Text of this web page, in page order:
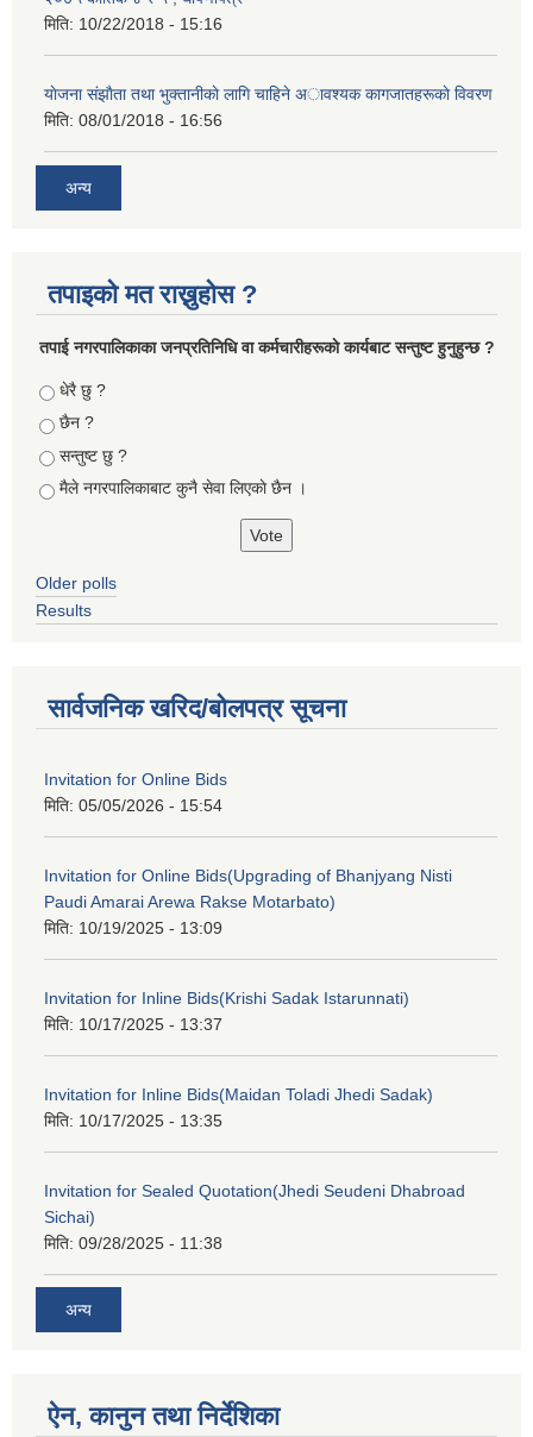
मिति: 10/22/2018 - 15:16
याेजना संझाैता तथा भुक्तानीकाे लागि चाहिने अावश्यक कागजातहरूकाे विवरण
मिति: 08/01/2018 - 16:56
अन्य
तपाइको मत राख्नुहोस ?
तपा‌ई नगरपालिकाका जनप्रतिनिधि वा कर्मचारीहरूकाे कार्यबाट सन्तुष्ट हुनुहुन्छ ?
Choices
धेरै छु ?
छैन ?
सन्तुष्ट छु ?
मैले नगरपालिकाबाट कुनै सेवा लिएकाे छैन ।
Older polls
Results
सार्वजनिक खरिद/बोलपत्र सूचना
Invitation for Online Bids
मिति: 05/05/2026 - 15:54
Invitation for Online Bids(Upgrading of Bhanjyang Nisti
Paudi Amarai Arewa Rakse Motarbato)
मिति: 10/19/2025 - 13:09
Invitation for Inline Bids(Krishi Sadak Istarunnati)
मिति: 10/17/2025 - 13:37
Invitation for Inline Bids(Maidan Toladi Jhedi Sadak)
मिति: 10/17/2025 - 13:35
Invitation for Sealed Quotation(Jhedi Seudeni Dhabroad
Sichai)
मिति: 09/28/2025 - 11:38
अन्य
ऐन, कानुन तथा निर्देशिका